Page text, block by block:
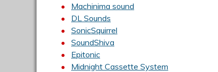
Machinima sound
DL Sounds
SonicSquirrel
SoundShiva
Epitonic
Midnight Cassette System